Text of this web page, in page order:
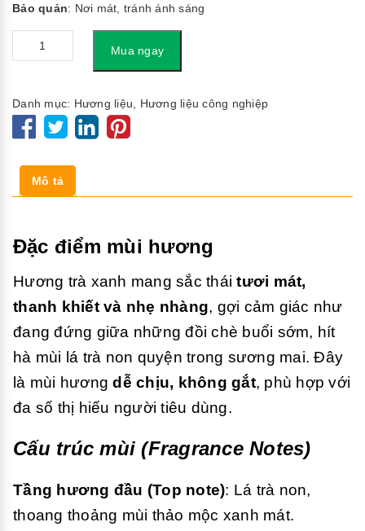
Bảo quản: Nơi mát, tránh ánh sáng
Mua ngay
Danh mục: Hương liệu Hương liệu công nghiệp
Mô tả
Đặc điểm mùi hương
Hương trà xanh mang sắc tháitươi mát,
thanh khiết và nhẹ nhàng, gợi cảm giác như
đang đứng giữa những đồi chè buổi sớm, hít
hà mùi lá trà non quyện trong sương mai. Đây
là mùi hươngdễ chịu, không gắt, phù hợp với
đa số thị hiếu người tiêu dùng.
Cấu trúc mùi (Fragrance Notes)
Tầng hương đầu (Top note): Lá trà non,
thoang thoảng mùi thảo mộc xanh mát.